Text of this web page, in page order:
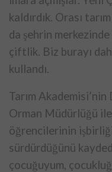
kaldırdık. Orası
da şehrin merkezinde
çiftlik. Biz burayı
kullandı.
Tarım
Orman Müdürlüğü
öğrencilerinin
sürdürdüğünü
çocuğuyum,